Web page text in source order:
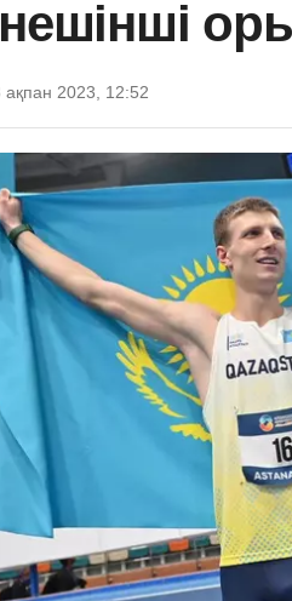
нешінші
ақпан 2023, 12:52